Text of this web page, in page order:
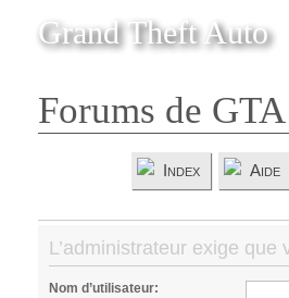
Grand Theft Auto
Forums de
Index Aide
L’administrateur exige
Nom d’utilisateur: